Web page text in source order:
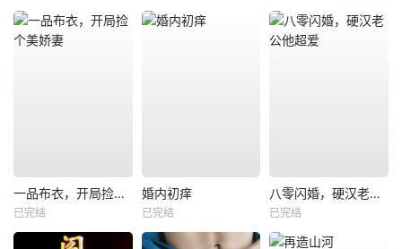
一品布衣，开局捡个美娇妻
已完结
婚内初痒
已完结
八零闪婚，硬汉老公他超爱
已完结